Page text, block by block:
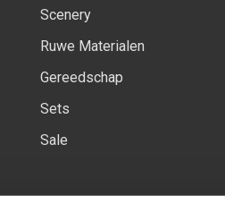
Scenery
Ruwe Materialen
Gereedschap
Sets
Sale